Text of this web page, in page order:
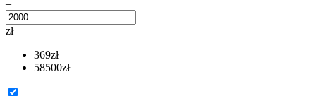
–
zł
369zł
58500zł